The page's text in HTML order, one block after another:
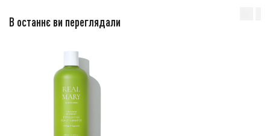
В останнє ви переглядали